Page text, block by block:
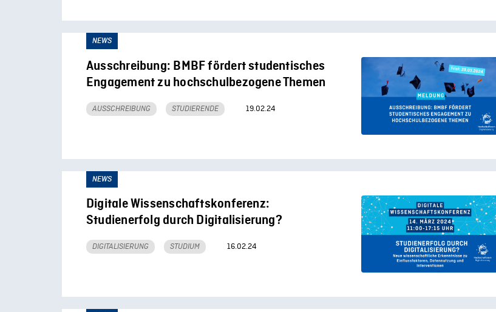
NEWS
Ausschreibung: BMBF fördert studentisches
Engagement zu hochschulbezogene Themen
AUSSCHREIBUNG STUDIERENDE 19.02.24
NEWS
Digitale Wissenschaftskonferenz:
Studienerfolg durch Digitalisierung?
DIGITALISIERUNG STUDIUM 16.02.24